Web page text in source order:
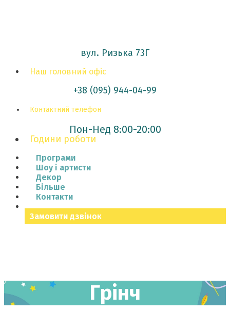
вул. Ризька 73Г
Наш головний офіс
+38 (095) 944-04-99
Контактний телефон
Пон-Нед 8:00-20:00
Години роботи
Програми
Шоу і артисти
Декор
Більше
Контакти
Замовити дзвінок
Грінч